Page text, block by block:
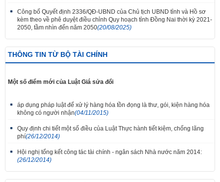
Công bố Quyết định 2336/QĐ-UBND của Chủ tịch UBND tỉnh và Hồ sơ
kèm theo về phê duyệt điều chỉnh Quy hoạch tỉnh Đồng Nai thời kỳ 2021-
2050, tầm nhìn đến năm 2050(20/08/2025)
THÔNG TIN TỪ BỘ TÀI CHÍNH
Một số điểm mới của Luật Giá sửa đổi
áp dụng pháp luật để xử lý hàng hóa tồn đọng là thư, gói, kiện hàng hóa
không có người nhận(04/11/2015)
Quy định chi tiết một số điều của Luật Thực hành tiết kiệm, chống lãng
phí(26/12/2014)
Hội nghị tổng kết công tác tài chính - ngân sách Nhà nước năm 2014:
(26/12/2014)